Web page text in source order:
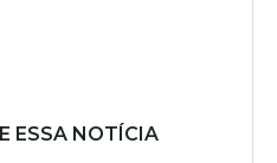
ESSA NOTÍCIA